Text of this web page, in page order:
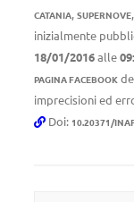
CATANIA, SUPERNOVE,
inizialmente
18/01/2016alle
PAGINA FACEBOOK
imprecisioni ed
Doi: 10.20371/